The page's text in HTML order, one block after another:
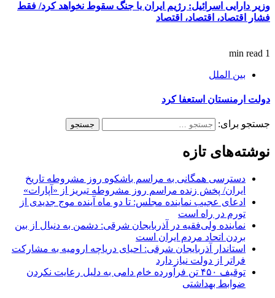
وزیر دارایی اسرائیل: رژیم ایران با جنگ سقوط نخواهد کرد/ فقط
فشار اقتصاد، اقتصاد، اقتصاد
1 min read
بین الملل
دولت ارمنستان استعفا کرد
جستجو برای:
نوشته‌های تازه
دسترسی همگانی به مراسم باشکوه روز مشروطه تاریخ
ایران/ پخش زنده مراسم روز مشروطه تبریز از «آپارات»
ادعای عجیب نماینده مجلس: تا دو ماه آینده موج جدیدی از
تورم در راه است
نماینده ولی‌فقیه در آذربایجان شرقی: دشمن به دنبال از بین
بردن اتحاد مردم ایران است
استاندار آذربایجان شرقی: احیای دریاچه ارومیه به مشارکت
فراتر از دولت نیاز دارد
توقیف ۴۵۰ تن فرآورده خام دامی به دلیل رعایت نکردن
ضوابط بهداشتی